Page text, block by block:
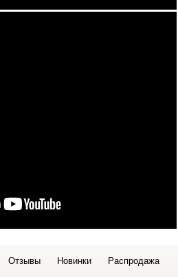
Отзывы Новинки Распродажа